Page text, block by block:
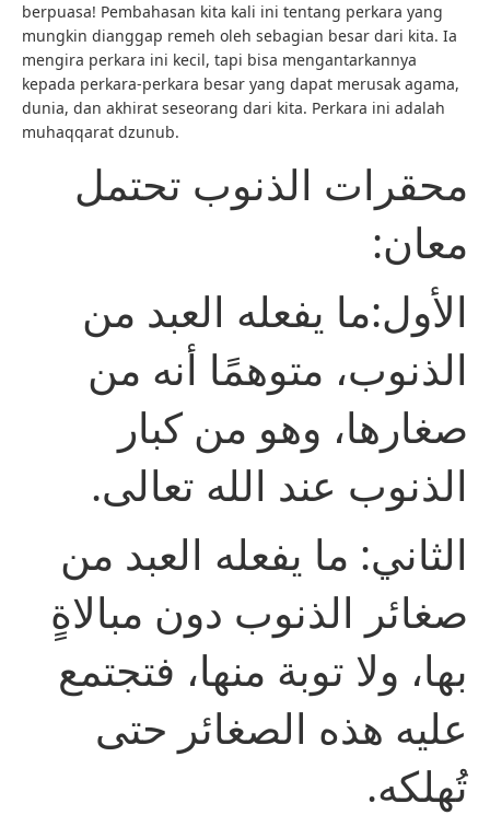
berpuasa! Pembahasan kita kali ini tentang perkara yang
mungkin dianggap remeh oleh sebagian besar dari kita. Ia
mengira perkara ini kecil, tapi bisa mengantarkannya
kepada perkara-perkara besar yang dapat merusak agama,
dunia, dan akhirat seseorang dari kita. Perkara ini adalah
muhaqqarat dzunub.
محقرات الذنوب تحتمل
معان:
الأول:ما يفعله العبد من
الذنوب، متوهمًا أنه من
صغارها، وهو من كبار
الذنوب عند الله تعالى.
الثاني: ما يفعله العبد من
صغائر الذنوب دون مبالاةٍ
بها، ولا توبة منها، فتجتمع
عليه هذه الصغائر حتى
تُهلكه.